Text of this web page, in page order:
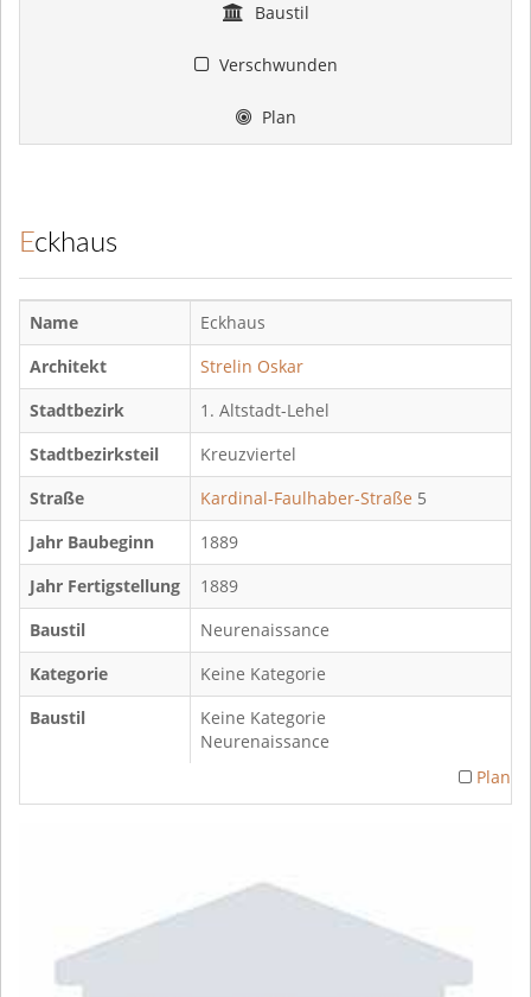
Baustil
Verschwunden
Plan
Eckhaus
Name
Eckhaus
Architekt
Strelin Oskar
Stadtbezirk
1. Altstadt-Lehel
Stadtbezirksteil
Kreuzviertel
Straße
Kardinal-Faulhaber-Straße 5
Jahr Baubeginn
1889
Jahr Fertigstellung
1889
Baustil
Neurenaissance
Kategorie
Keine Kategorie
Baustil
Keine Kategorie
Neurenaissance
Plan